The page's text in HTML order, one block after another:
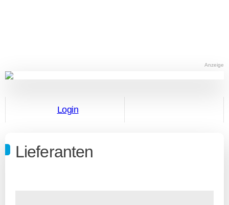
Anzeige
Login
Lieferanten